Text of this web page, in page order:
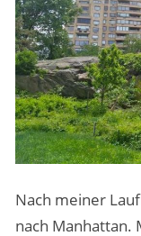
Nach meiner
nach Manhattan.